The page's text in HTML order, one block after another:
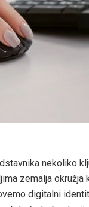
nekoliko
zemalja okružja
digitalni